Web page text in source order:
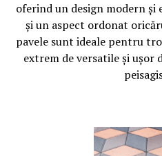
oferind un design modern și
și un aspect ordonat
pavele sunt ideale pentru
extrem de versatile și